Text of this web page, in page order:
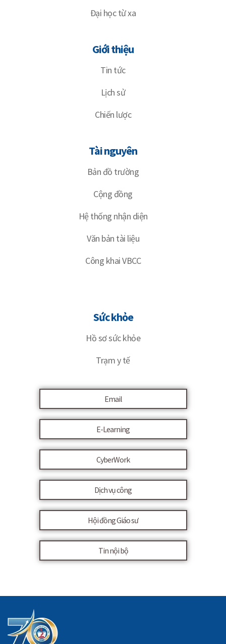
Đại học từ xa
Giới thiệu
Tin tức
Lịch sử
Chiến lược
Tài nguyên
Bản đồ trường
Cộng đồng
Hệ thống nhận diện
Văn bản tài liệu
Công khai VBCC
Sức khỏe
Hồ sơ sức khỏe
Trạm y tế
Email
E-Learning
CyberWork
Dịch vụ công
Hội đồng Giáo sư
Tin nội bộ